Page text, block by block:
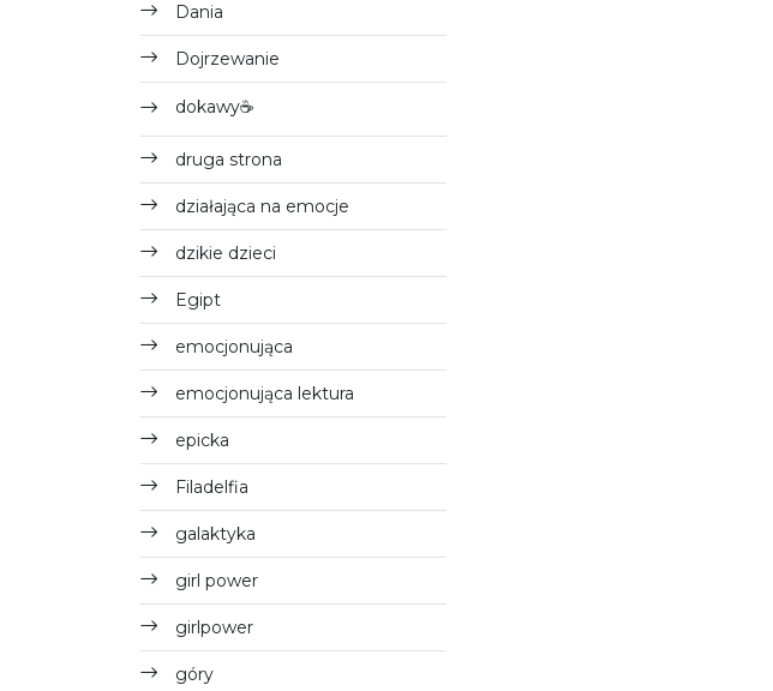
Dania
Dojrzewanie
dokawy☕
druga strona
działająca na emocje
dzikie dzieci
Egipt
emocjonująca
emocjonująca lektura
epicka
Filadelfia
galaktyka
girl power
girlpower
góry